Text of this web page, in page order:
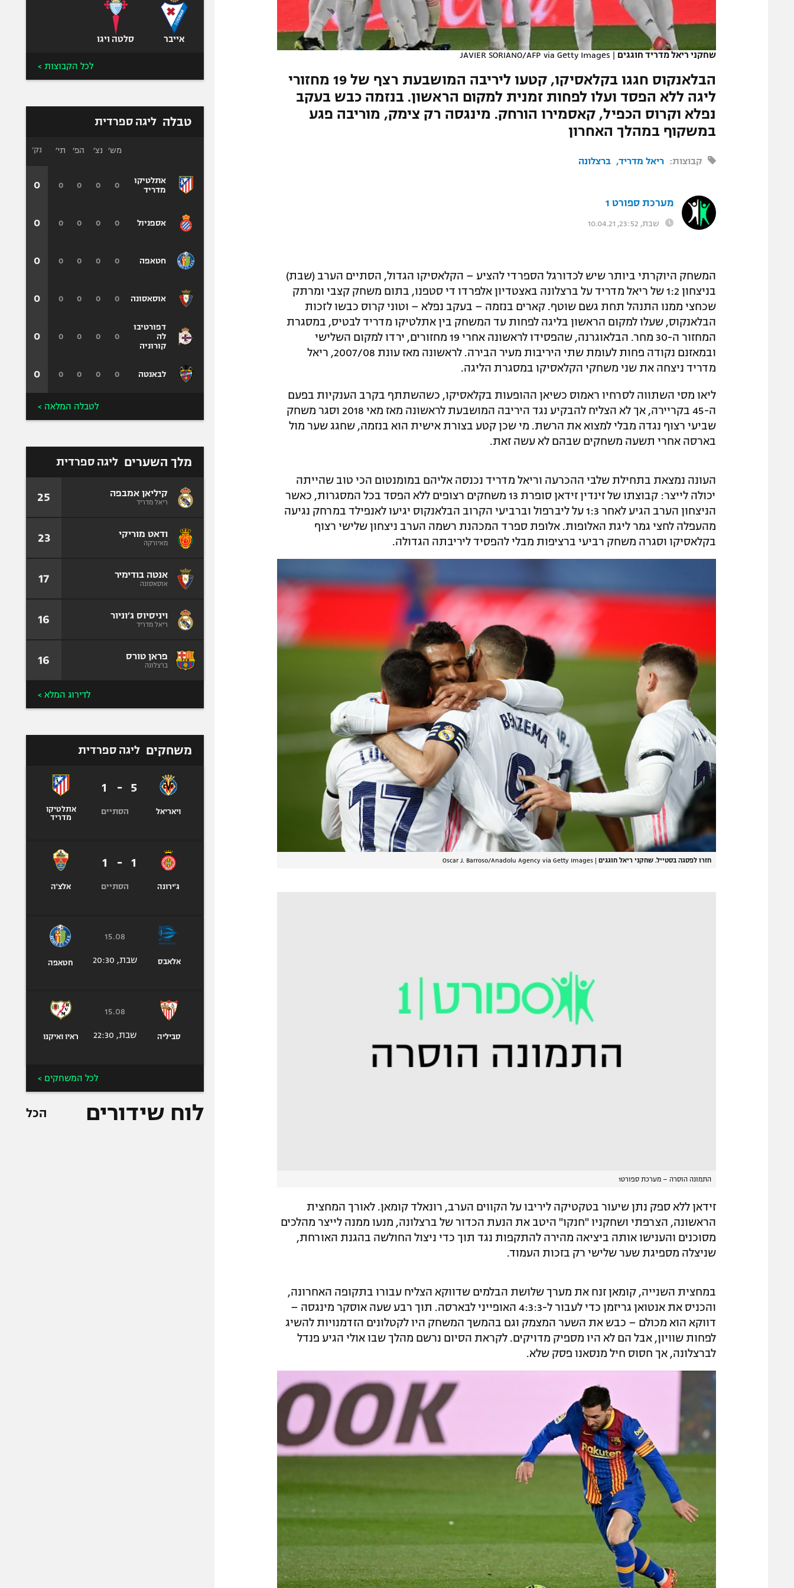
שחקני ריאל מדריד חוגגים |
JAVIER SORIANO/AFP via Getty Images
הבלאנקוס חגגו בקלאסיקו, קטעו ליריבה המושבעת רצף של 19 מחזורי
ליגה ללא הפסד ועלו לפחות זמנית למקום הראשון. בנזמה כבש בעקב
נפלא וקרוס הכפיל, קאסמירו הורחק. מינגסה רק צימק, מוריבה פגע
במשקוף במהלך האחרון
קבוצות: ריאל מדריד ברצלונה
מערכת ספורט 1
שבת, 23:52, 10.04.21
המשחק היוקרתי ביותר שיש לכדורגל הספרדי להציע – הקלאסיקו הגדול, הסתיים הערב (שבת)
בניצחון 1:2 של ריאל מדריד על ברצלונה באצטדיון אלפרדו די סטפנו, בתום משחק קצבי ומרתק
שכחצי ממנו התנהל תחת גשם שוטף. קארים בנזמה – בעקב נפלא – וטוני קרוס כבשו לזכות
הבלאנקוס, שעלו למקום הראשון בליגה לפחות עד המשחק בין אתלטיקו מדריד לבטיס, במסגרת
המחזור ה-30 מחר. הבלאוגרנה, שהפסידו לראשונה אחרי 19 מחזורים, ירדו למקום השלישי
ובמאזנם נקודה פחות לעומת שתי היריבות מעיר הבירה. לראשונה מאז עונת 2007/08, ריאל
מדריד ניצחה את שני משחקי הקלאסיקו במסגרת הליגה.
ליאו מסי השתווה לסרחיו ראמוס כשיאן ההופעות בקלאסיקו, כשהשתתף בקרב הענקיות בפעם
ה-45 בקריירה, אך לא הצליח להבקיע נגד היריבה המושבעת לראשונה מאז מאי 2018 וסגר משחק
שביעי רצוף נגדה מבלי למצוא את הרשת. מי שכן קטע בצורת אישית הוא בנזמה, שחגג שער מול
בארסה אחרי תשעה משחקים שבהם לא עשה זאת.
העונה נמצאת בתחילת שלבי ההכרעה וריאל מדריד נכנסה אליהם במומנטום הכי טוב שהייתה
יכולה לייצר: קבוצתו של זינדין זידאן סופרת 13 משחקים רצופים ללא הפסד בכל המסגרות, כאשר
הניצחון הערב הגיע לאחר 1:3 על ליברפול וברביעי הקרוב הבלאנקוס יגיעו לאנפילד במרחק נגיעה
מהעפלה לחצי גמר ליגת האלופות. אלופת ספרד המכהנת רשמה הערב ניצחון שלישי רצוף
בקלאסיקו וסגרה משחק רביעי ברציפות מבלי להפסיד ליריבתה הגדולה.
חזרו לפסגה בסטייל. שחקני ריאל חוגגים |
Oscar J. Barroso/Anadolu Agency via Getty Images
התמונה הוסרה – מערכת ספורט1
זידאן ללא ספק נתן שיעור בטקטיקה ליריבו על הקווים הערב, רונאלד קומאן. לאורך המחצית
הראשונה, הצרפתי ושחקניו "חנקו" היטב את הנעת הכדור של ברצלונה, מנעו ממנה לייצר מהלכים
מסוכנים והענישו אותה ביציאה מהירה להתקפות נגד תוך כדי ניצול החולשה בהגנת האורחת,
שניצלה מספיגת שער שלישי רק בזכות העמוד.
במחצית השנייה, קומאן זנח את מערך שלושת הבלמים שדווקא הצליח עבורו בתקופה האחרונה,
והכניס את אנטואן גריזמן כדי לעבור ל-4:3:3 האופייני לבארסה. תוך רבע שעה אוסקר מינגסה –
דווקא הוא מכולם – כבש את השער המצמק וגם בהמשך המשחק היו לקטלונים הזדמנויות להשיג
לפחות שוויון, אבל הם לא היו מספיק מדויקים. לקראת הסיום נרשם מהלך שבו אולי הגיע פנדל
לברצלונה, אך חסוס חיל מנסאנו פסק שלא.
אייבר סלטה ויגו
לכל הקבוצות >
טבלה ליגה ספרדית
אתלטיקו
מדריד
אספניול
חטאפה
אוסאסונה
דפורטיבו
לה
קורוניה
לבאנטה
מש׳ נצ׳ הפ׳ תי׳
0
0
0
0
0
0
0
0
0
0
0
0
0
0
0
0
0
0
0
0
0
0
0
0
נק׳
0
0
0
0
0
0
לטבלה המלאה >
מלך השערים ליגה ספרדית
קיליאן אמבפה
ריאל מדריד 25
ודאט מוריקי
מאיורקה 23
אנטה בודימיר
אוסאסונה 17
ויניסיוס ג׳וניור
ריאל מדריד 16
פראן טורס
ברצלונה 16
לדירוג המלא >
משחקים ליגה ספרדית
ויאריאל
5
-
1
הסתיים
אתלטיקו
מדריד
ג'ירונה
1
-
1
הסתיים אלצ'ה
אלאבס
15.08
שבת, 20:30 חטאפה
סביליה
15.08
שבת, 22:30 ראיו ואיקנו
לכל המשחקים >
לוח שידורים הכל